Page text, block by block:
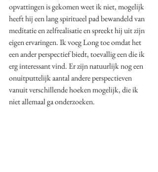
opvattingen is gekomen weet ik niet, mogelijk
heeft hij een lang spiritueel pad bewandeld van
meditatie en zelfrealisatie en spreekt hij uit zijn
eigen ervaringen. Ik voeg Long toe omdat het
een ander perspectief biedt, toevallig een die ik
erg interessant vind. Er zijn natuurlijk nog een
onuitputtelijk aantal andere perspectieven
vanuit verschillende hoeken mogelijk, die ik
niet allemaal ga onderzoeken.